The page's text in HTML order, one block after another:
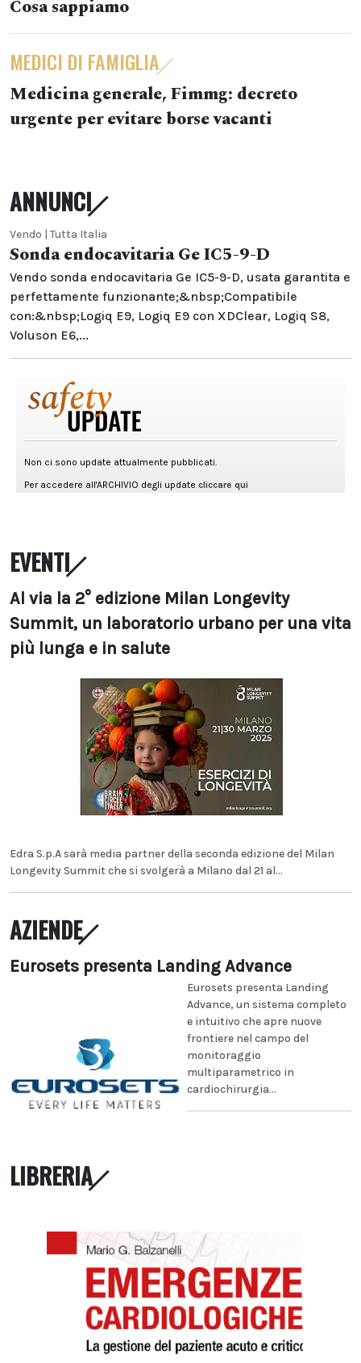
Cosa sappiamo
MEDICI DI FAMIGLIA
Medicina generale, Fimmg: decreto
urgente per evitare borse vacanti
ANNUNCI
Vendo | Tutta Italia
Sonda endocavitaria Ge IC5-9-D
Vendo sonda endocavitaria Ge IC5-9-D, usata garantita e
perfettamente funzionante;&nbsp;Compatibile
con:&nbsp;Logiq E9, Logiq E9 con XDClear, Logiq S8,
Voluson E6,...
EVENTI
Al via la 2° edizione Milan Longevity
Summit, un laboratorio urbano per una vita
più lunga e in salute
Edra S.p.A sarà media partner della seconda edizione del Milan
Longevity Summit che si svolgerà a Milano dal 21 al...
AZIENDE
Eurosets presenta Landing Advance
Eurosets presenta Landing
Advance, un sistema completo
e intuitivo che apre nuove
frontiere nel campo del
monitoraggio
multiparametrico in
cardiochirurgia...
LIBRERIA